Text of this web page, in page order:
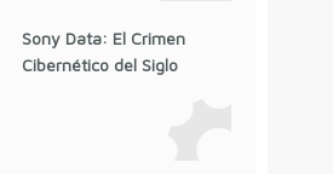
Sony Data: El Crimen
Cibernético del Siglo